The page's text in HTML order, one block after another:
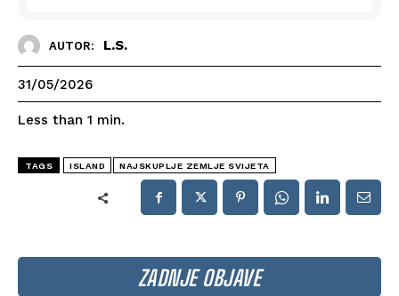
ZADNJE OBJAVE
AUTOR: L.S.
31/05/2026
Less than 1 min.
TAGS ISLAND NAJSKUPLJE ZEMLJE SVIJETA